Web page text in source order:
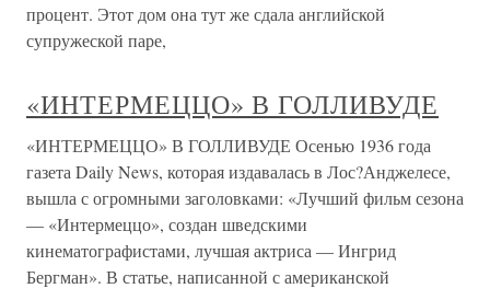
процент. Этот дом она тут же сдала английской
супружеской паре,
«ИНТЕРМЕЦЦО» В ГОЛЛИВУДЕ
«ИНТЕРМЕЦЦО» В ГОЛЛИВУДЕ Осенью 1936 года
газета Daily News, которая издавалась в Лос?Анджелесе,
вышла с огромными заголовками: «Лучший фильм сезона
— «Интермеццо», создан шведскими
кинематографистами, лучшая актриса — Ингрид
Бергман». В статье, написанной с американской